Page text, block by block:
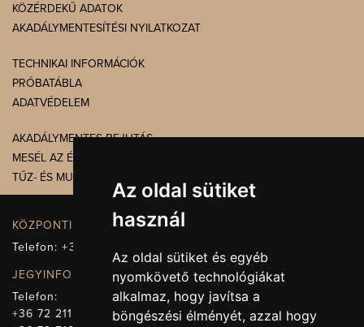
Az oldal sütiket
használ
Az oldal sütiket és egyéb
nyomkövető technológiákat
alkalmaz, hogy javítsa a
böngészési élményét, azzal hogy
KÖZÉRDEKŰ ADATOK
AKADÁLYMENTESÍTÉSI NYILATKOZAT
TECHNIKAI INFORMÁCIÓK
PRÓBATÁBLA
ADATVÉDELEM
AKADÁLYMENTES BEJUTÁS
MESÉL AZ ÉPÜLET
TŰZ- ÉS MUNKAVÉDELEM
KÖZPONTI ELÉRHETŐSÉG, TELEFONKÖZPONT
Telefon:+36 72 512-660
JEGYINFORMÁCIÓ
Telefon:
+36 72 211-965